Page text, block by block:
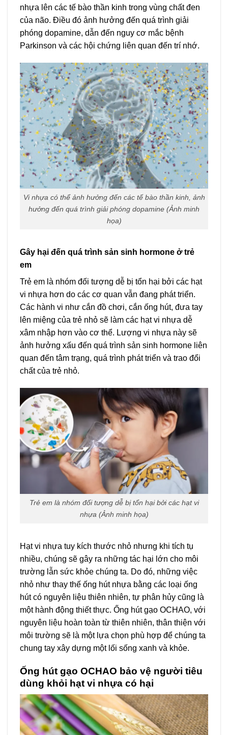
nhựa lên các tế bào thần kinh trong vùng chất đen
của não. Điều đó ảnh hưởng đến quá trình giải
phóng dopamine, dẫn đến nguy cơ mắc bệnh
Parkinson và các hội chứng liên quan đến trí nhớ.
Vi nhựa có thể ảnh hưởng đến các tế bào thần kinh, ảnh
hưởng đến quá trình giải phóng dopamine (Ảnh minh
họa)
Gây hại đến quá trình sản sinh hormone ở trẻ
em
Trẻ em là nhóm đối tượng dễ bị tổn hại bởi các hạt
vi nhựa hơn do các cơ quan vẫn đang phát triển.
Các hành vi như cắn đồ chơi, cắn ống hút, đưa tay
lên miệng của trẻ nhỏ sẽ làm các hạt vi nhựa dễ
xâm nhập hơn vào cơ thể. Lượng vi nhựa này sẽ
ảnh hưởng xấu đến quá trình sản sinh hormone liên
quan đến tâm trạng, quá trình phát triển và trao đổi
chất của trẻ nhỏ.
Trẻ em là nhóm đối tượng dễ bị tổn hại bởi các hạt vi
nhựa (Ảnh minh họa)
Hạt vi nhựa tuy kích thước nhỏ nhưng khi tích tụ
nhiều, chúng sẽ gây ra những tác hại lớn cho môi
trường lẫn sức khỏe chúng ta. Do đó, những việc
nhỏ như thay thế ống hút nhựa bằng các loại ống
hút có nguyên liệu thiên nhiên, tự phân hủy cũng là
một hành động thiết thực. Ống hút gạo OCHAO, với
nguyên liệu hoàn toàn từ thiên nhiên, thân thiện với
môi trường sẽ là một lựa chọn phù hợp để chúng ta
chung tay xây dựng một lối sống xanh và khỏe.
Ống hút gạo OCHAO bảo vệ người tiêu
dùng khỏi hạt vi nhựa có hại